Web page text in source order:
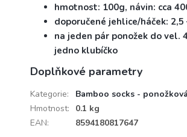
hmotnost: 100g, návin: cca
doporučené jehlice/háček: 2,5
na jeden pár ponožek do vel.
jedno klubíčko
Doplňkové parametry
Kategorie:
Bamboo socks - ponožková
Hmotnost:
0.1 kg
EAN: 8594180817647